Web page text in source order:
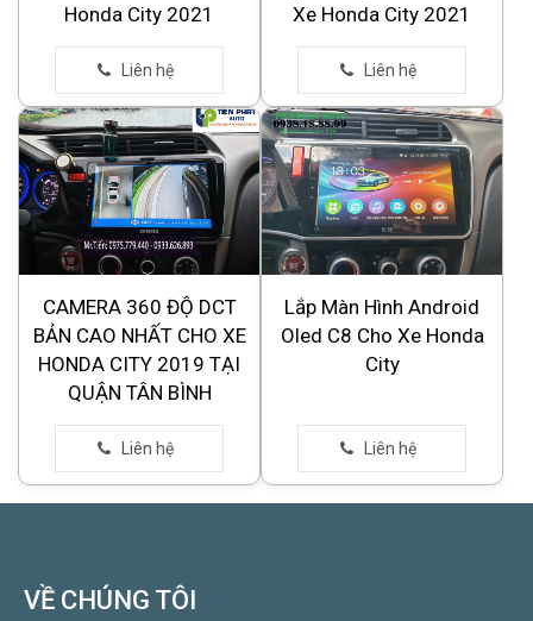
Honda City 2021
Xe Honda City 2021
CAMERA 360 ĐỘ DCT
BẢN CAO NHẤT CHO XE
HONDA CITY 2019 TẠI
QUẬN TÂN BÌNH
Lắp Màn Hình Android
Oled C8 Cho Xe Honda
City
VỀ CHÚNG TÔI